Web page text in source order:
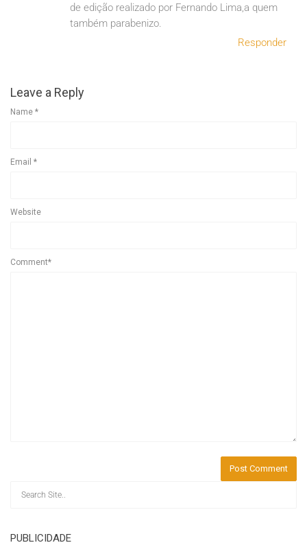
de edição realizado por Fernando Lima,a quem
também parabenizo.
Responder
Leave a Reply
Name *
Email *
Website
Comment*
PUBLICIDADE